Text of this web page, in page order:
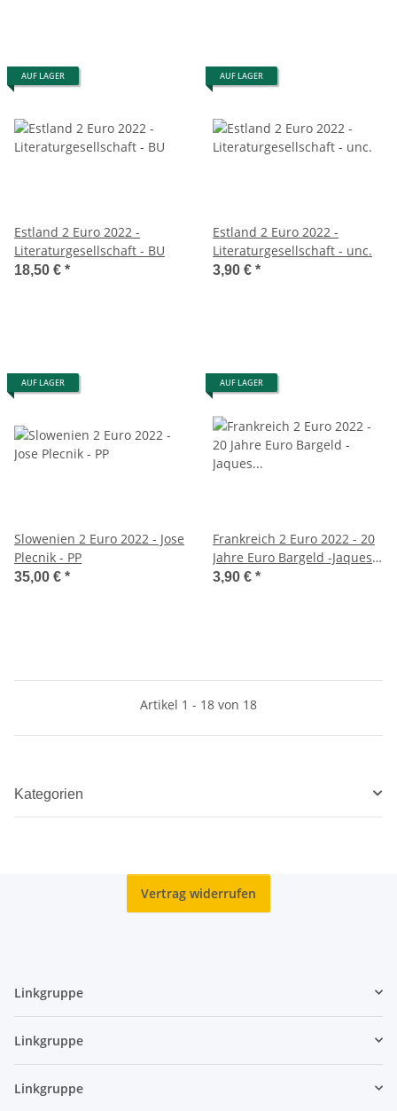
AUF LAGER
Estland 2 Euro 2022 -
Literaturgesellschaft - BU
18,50 € *
AUF LAGER
Estland 2 Euro 2022 -
Literaturgesellschaft - unc.
3,90 € *
AUF LAGER
Slowenien 2 Euro 2022 - Jose
Plecnik - PP
35,00 € *
AUF LAGER
Frankreich 2 Euro 2022 - 20
Jahre Euro Bargeld -Jaques
Chirac- unc.
3,90 € *
Artikel 1 - 18 von 18
Kategorien
Vertrag widerrufen
Linkgruppe
Linkgruppe
Linkgruppe